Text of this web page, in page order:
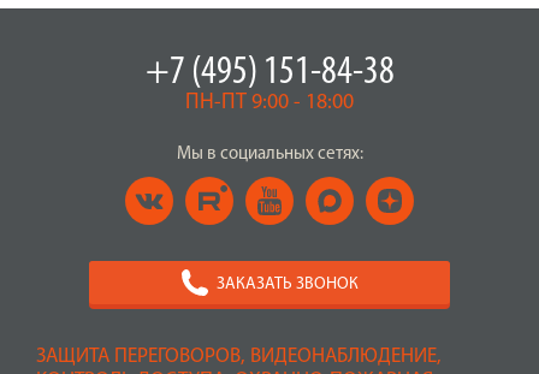
ЗАЩИТА ПЕРЕГОВОРОВ, ВИДЕОНАБЛЮДЕНИЕ,
+7 (495) 151-84-38
ПН-ПТ 9:00 - 18:00
Мы в социальных сетях:
ЗАКАЗАТЬ ЗВОНОК